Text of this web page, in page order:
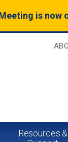
is now
Resources &